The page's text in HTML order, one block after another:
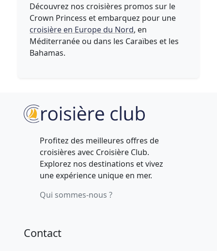
Découvrez nos croisières promos sur le
Crown Princess et embarquez pour une
croisière en Europe du Nord, en
Méditerranée ou dans les Caraïbes et les
Bahamas.
Profitez des meilleures offres de
croisières avec Croisière Club.
Explorez nos destinations et vivez
une expérience unique en mer.
Qui sommes-nous ?
Contact